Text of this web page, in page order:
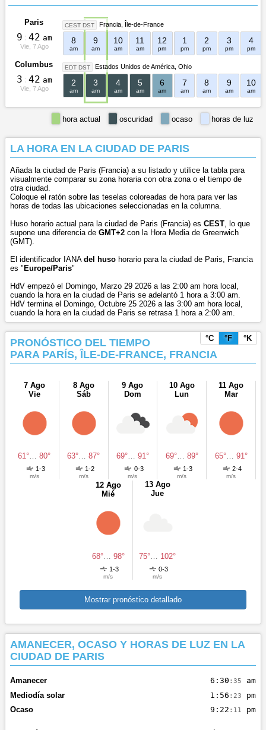
Paris CEST DST Francia Île-de-France
9 :42 am
Vie, 7 Ago
8
am
9
am
10
am
11
am
12
pm
1
pm
2
pm
3
pm
4
pm
Columbus EDT DST Estados Unidos de América Ohio
3 :42 am
Vie, 7 Ago
2
am
3
am
4
am
5
am
6
am
7
am
8
am
9
am
10
am
horas de luz
ocaso
oscuridad
hora actual
LA HORA EN LA CIUDAD DE PARIS
Añada la ciudad de Paris (Francia) a su listado y utilice la tabla para
visualmente comparar su zona horaria con otra zona o el tiempo de
otra ciudad.
Coloque el ratón sobre las teselas coloreadas de hora para ver las
horas de todas las ubicaciones seleccionadas en la columna.
Huso horario actual para la ciudad de Paris (Francia) es CEST, lo que
supone una diferencia de GMT+2 con la Hora Media de Greenwich
(GMT).
El identificador IANA del huso horario para la ciudad de Paris, Francia
es " Europe/Paris"
HdV empezó el Domingo, Marzo 29 2026 a las 2:00 am hora local,
cuando la hora en la ciudad de Paris se adelantó 1 hora a 3:00 am.
HdV termina el Domingo, Octubre 25 2026 a las 3:00 am hora local,
cuando la hora en la ciudad de Paris se retrasa 1 hora a 2:00 am.
PRONÓSTICO DEL TIEMPO
PARA PARÍS, ÎLE-DE-FRANCE, FRANCIA
°C °F °K
7 Ago
Vie
61°… 80°
1-3
m/s
8 Ago
Sáb
63°… 87°
1-2
m/s
9 Ago
Dom
69°… 91°
0-3
m/s
10 Ago
Lun
69°… 89°
1-3
m/s
11 Ago
Mar
65°… 91°
2-4
m/s
12 Ago
Mié
68°… 98°
1-3
m/s
13 Ago
Jue
75° 102°
0-3
m/s
Mostrar pronóstico detallado
AMANECER, OCASO Y HORAS DE LUZ EN LA
CIUDAD DE PARIS
Amanecer 6:30 :35
am
Mediodía solar
1:56 :23
pm
Ocaso
9:22 :11 pm